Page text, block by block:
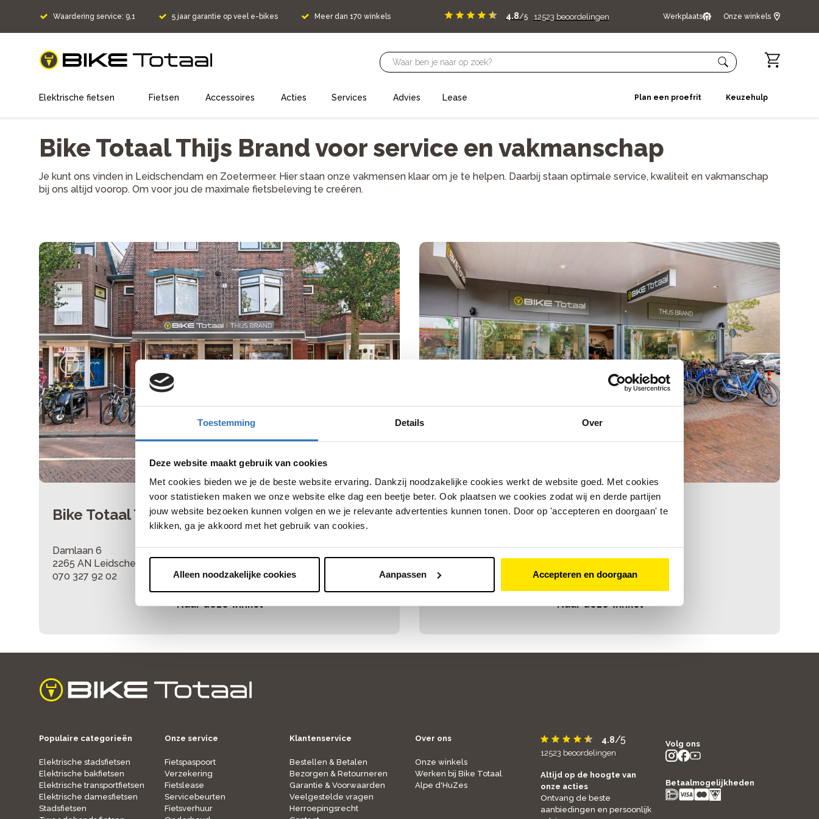
Toestemming Details Over
Deze website maakt gebruik van cookies
Met cookies bieden we je de beste website ervaring. Dankzij noodzakelijke cookies werkt de website goed. Met cookies
voor statistieken maken we onze website elke dag een beetje beter. Ook plaatsen we cookies zodat wij en derde partijen
jouw website bezoeken kunnen volgen en we je relevante advertenties kunnen tonen. Door op 'accepteren en doorgaan' te
klikken, ga je akkoord met het gebruik van cookies.
Alleen noodzakelijke cookies Aanpassen Accepteren en doorgaan
Waardering service: 9,1 5 jaar garantie op veel e-bikes Meer dan 170 winkels 4.8/5 12523 beoordelingen Werkplaats Onze winkels
home
Elektrische fietsen Fietsen Accessoires Acties Services Advies Lease Plan een proefrit Keuzehulp
Bike Totaal Thijs Brand voor service en vakmanschap
Je kunt ons vinden in Leidschendam en Zoetermeer. Hier staan onze vakmensen klaar om je te helpen. Daarbij staan optimale service, kwaliteit en vakmanschap
bij ons altijd voorop. Om voor jou de maximale fietsbeleving te creëren.
Bike Totaal Thijs Brand Leidschendam
Damlaan 6
2265 AN Leidschendam
070 327 92 02
Naar deze winkel
Bike Totaal Thijs Brand Zoetermeer
Van Stolberglaan45-47
2713 ES Zoetermeer
079 820 02 95
Naar deze winkel
home
Populaire categorieën
Elektrische stadsfietsen
Elektrische bakfietsen
Elektrische transportfietsen
Elektrische damesfietsen
Stadsfietsen
Onze service
Fietspaspoort
Verzekering
Fietslease
Servicebeurten
Fietsverhuur
Klantenservice
Bestellen & Betalen
Bezorgen & Retourneren
Garantie & Voorwaarden
Veelgestelde vragen
Herroepingsrecht
Over ons
Onze winkels
Werken bij Bike Totaal
Alpe d'HuZes
4.8/5
12523 beoordelingen
Altijd op de hoogte van
onze acties
Ontvang de beste
aanbiedingen en persoonlijk
Volg ons
instagram
facebook
Betaalmogelijkheden